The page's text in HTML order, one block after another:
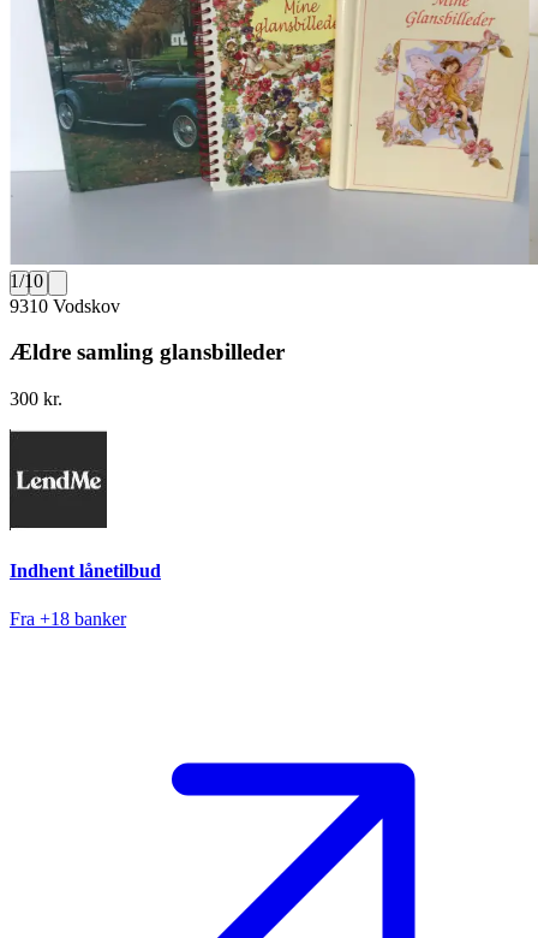
1/10
9310 Vodskov
Ældre samling glansbilleder
300 kr.
Indhent lånetilbud
Fra +18 banker